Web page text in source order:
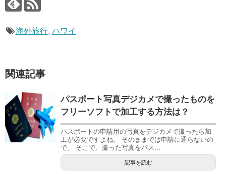
海外旅行, ハワイ
関連記事
パスポート写真デジカメで撮ったものを
フリーソフトで加工する方法は？
パスポートの申請用の写真をデジカメで撮ったら加
工が必要ですよね。 そのままでは申請に通らないの
で。 そこで、撮った写真をパス...
記事を読む